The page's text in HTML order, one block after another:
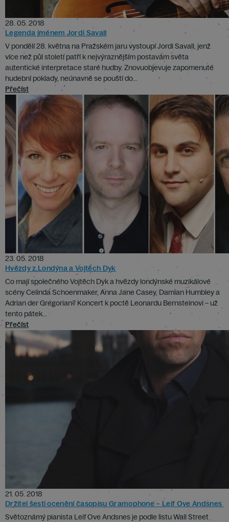
28. 05. 2018
Legenda jménem Jordi Savall
V pondělí 28. května na Pražském jaru vystoupí Jordi Savall, jenž
více než půl století patří k nejvýraznějším postavám světa
autentické interpretace staré hudby. Znovuobjevuje zapomenuté
hudební poklady, neúnavně se pouští do...
Přečíst
23. 05. 2018
Hvězdy z Londýna a Vojtěch Dyk
Co mají společného Vojtěch Dyk a hvězdy londýnské muzikálové
scény Celinda Schoenmaker, Anna Jane Casey, Damian Humbley a
Adrian der Gregorian? Koncert k poctě Leonardu Bernsteinovi – už
tento pátek...
Přečíst
21. 05. 2018
Držitel šesti ocenění časopisu Gramophone – Leif Ove Andsnes
Světoznámý pianista Leif Ove Andsnes je podle listu Wall Street